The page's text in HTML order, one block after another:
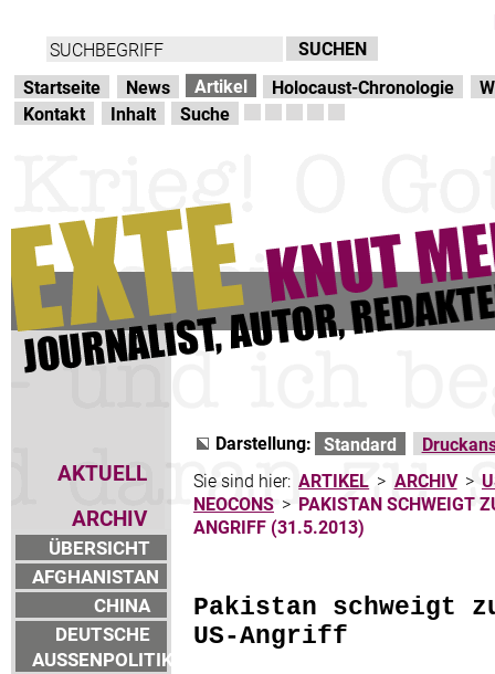
Startseite News Artikel Holocaust-Chronologie
Kontakt
Inhalt Suche
AKTUELL
ARCHIV
ÜBERSICHT
AFGHANISTAN
CHINA
DEUTSCHE
AUSSENPOLITIK
Darstellung: Standard
Sie sind hier: ARTIKEL > ARCHIV >
NEOCONS > PAKISTAN SCHWEIGT
ANGRIFF (31.5.2013)
Pakistan schweigt
US-Angriff